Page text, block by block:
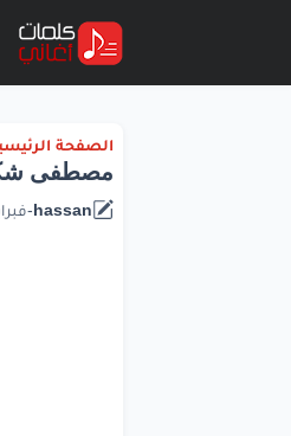
الصفحة
مصطفى
hassan
-فبراير 12,